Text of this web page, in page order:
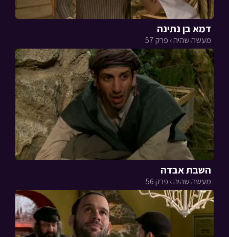
דמא בן נתינה
מעשה שהיה › פרק 57
השבת אבדה
מעשה שהיה › פרק 56